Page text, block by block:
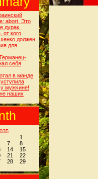
abort. Это
дурак.
от кого
должен
для
себя
в манде
мужчине!
наших
1
7
8
14
15
21
22
28
29